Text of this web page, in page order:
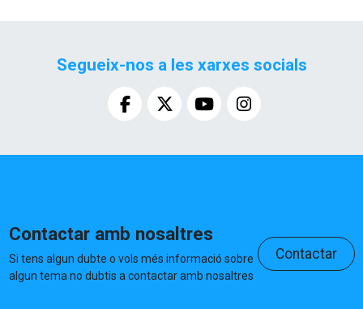
Segueix-nos a les xarxes socials
Contactar amb nosaltres
Si tens algun dubte o vols més informació sobre
algun tema no dubtis a contactar amb nosaltres
Contactar